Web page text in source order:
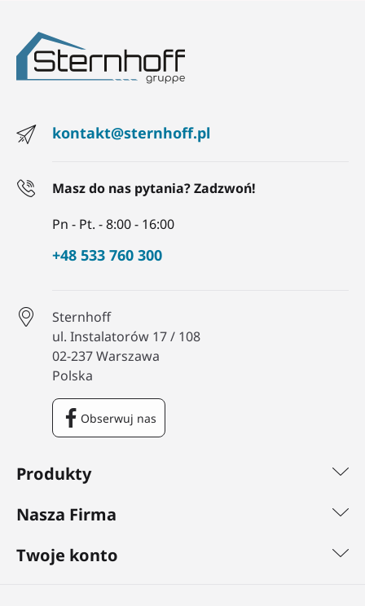
Produkty
Nasza Firma
Twoje konto
kontakt@sternhoff.pl
Masz do nas pytania? Zadzwoń!
Pn - Pt. - 8:00 - 16:00
+48 533 760 300
Sternhoff
ul. Instalatorów 17 / 108
02-237 Warszawa
Polska
Obserwuj nas
Facebook